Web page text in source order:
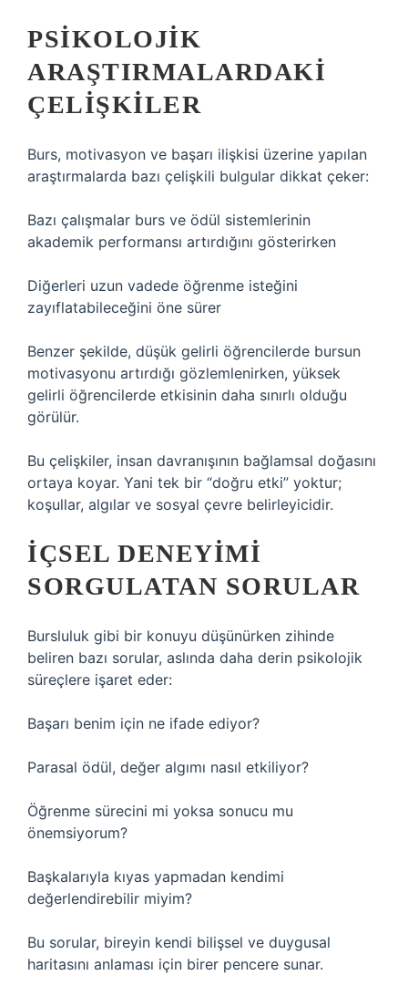
PSIKOLOJIK
ARAŞTIRMALARDAKI
ÇELIŞKILER
Burs, motivasyon ve başarı ilişkisi üzerine yapılan
araştırmalarda bazı çelişkili bulgular dikkat çeker:
Bazı çalışmalar burs ve ödül sistemlerinin
akademik performansı artırdığını gösterirken
Diğerleri uzun vadede öğrenme isteğini
zayıflatabileceğini öne sürer
Benzer şekilde, düşük gelirli öğrencilerde bursun
motivasyonu artırdığı gözlemlenirken, yüksek
gelirli öğrencilerde etkisinin daha sınırlı olduğu
görülür.
Bu çelişkiler, insan davranışının bağlamsal doğasını
ortaya koyar. Yani tek bir “doğru etki” yoktur;
koşullar, algılar ve sosyal çevre belirleyicidir.
İÇSEL DENEYIMI
SORGULATAN SORULAR
Bursluluk gibi bir konuyu düşünürken zihinde
beliren bazı sorular, aslında daha derin psikolojik
süreçlere işaret eder:
Başarı benim için ne ifade ediyor?
Parasal ödül, değer algımı nasıl etkiliyor?
Öğrenme sürecini mi yoksa sonucu mu
önemsiyorum?
Başkalarıyla kıyas yapmadan kendimi
değerlendirebilir miyim?
Bu sorular, bireyin kendi bilişsel ve duygusal
haritasını anlaması için birer pencere sunar.